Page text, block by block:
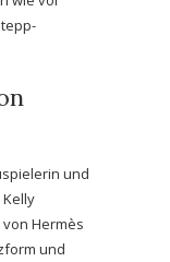
und
Hermès
und